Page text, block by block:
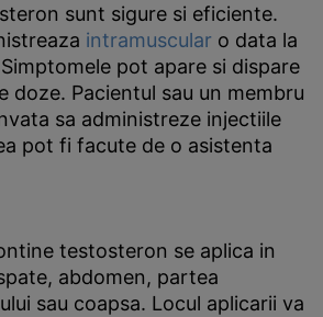
sunt sigure si eficiente.
intramuscular o data la
pot apare si dispare
doze. Pacientul sau un membru
sa administreze injectiile
pot fi facute de o asistenta
testosteron se aplica in
abdomen, partea
sau coapsa. Locul aplicarii va